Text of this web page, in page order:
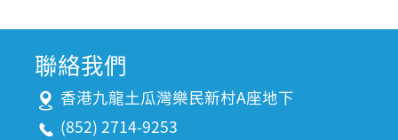
聯絡我們
香港九龍土瓜灣樂民新村A座地下
(852) 2714-9253